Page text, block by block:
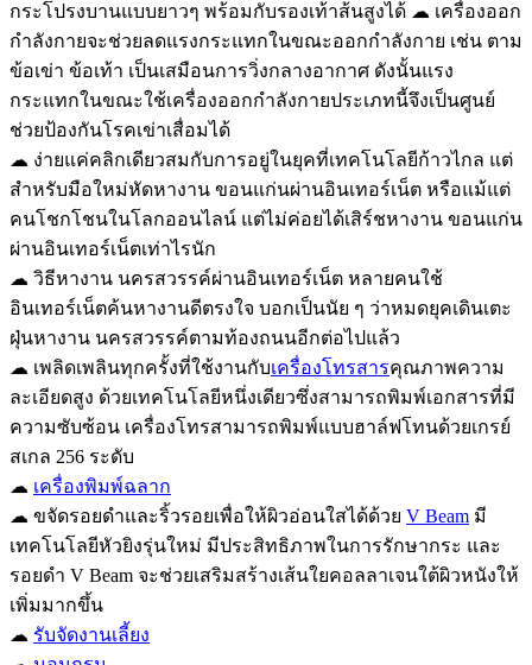
กระโปรงบานแบบยาวๆ พร้อมกับรองเท้าส้นสูงได้ ☁ เครื่องออก
กำลังกายจะช่วยลดแรงกระแทกในขณะออกกำลังกาย เช่น ตาม
ข้อเข่า ข้อเท้า เป็นเสมือนการวิ่งกลางอากาศ ดังนั้นแรง
กระแทกในขณะใช้เครื่องออกกำลังกายประเภทนี้จึงเป็นศูนย์
ช่วยป้องกันโรคเข่าเสื่อมได้
☁ ง่ายแค่คลิกเดียวสมกับการอยู่ในยุคที่เทคโนโลยีก้าวไกล แต่
สำหรับมือใหม่หัดหางาน ขอนแก่นผ่านอินเทอร์เน็ต หรือแม้แต่
คนโชกโชนในโลกออนไลน์ แต่ไม่ค่อยได้เสิร์ชหางาน ขอนแก่น
ผ่านอินเทอร์เน็ตเท่าไรนัก
☁ วิธีหางาน นครสวรรค์ผ่านอินเทอร์เน็ต หลายคนใช้
อินเทอร์เน็ตค้นหางานดีตรงใจ บอกเป็นนัย ๆ ว่าหมดยุคเดินเตะ
ฝุ่นหางาน นครสวรรค์ตามท้องถนนอีกต่อไปแล้ว
☁ เพลิดเพลินทุกครั้งที่ใช้งานกับเครื่องโทรสารคุณภาพความ
ละเอียดสูง ด้วยเทคโนโลยีหนึ่งเดียวซึ่งสามารถพิมพ์เอกสารที่มี
ความซับซ้อน เครื่องโทรสามารถพิมพ์แบบฮาล์ฟโทนด้วยเกรย์
สเกล 256 ระดับ
☁ เครื่องพิมพ์ฉลาก
☁ ขจัดรอยดำและริ้วรอยเพื่อให้ผิวอ่อนใสได้ด้วย V Beam มี
เทคโนโลยีหัวยิงรุ่นใหม่ มีประสิทธิภาพในการรักษากระ และ
รอยดำ V Beam จะช่วยเสริมสร้างเส้นใยคอลลาเจนใต้ผิวหนังให้
เพิ่มมากขึ้น
☁ รับจัดงานเลี้ยง